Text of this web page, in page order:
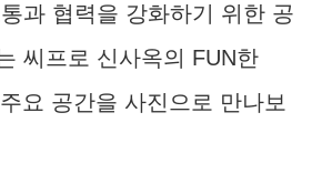
과 협력을 강화하기 위한 공
씨프로 신사옥의 FUN한
요 공간을 사진으로 만나보